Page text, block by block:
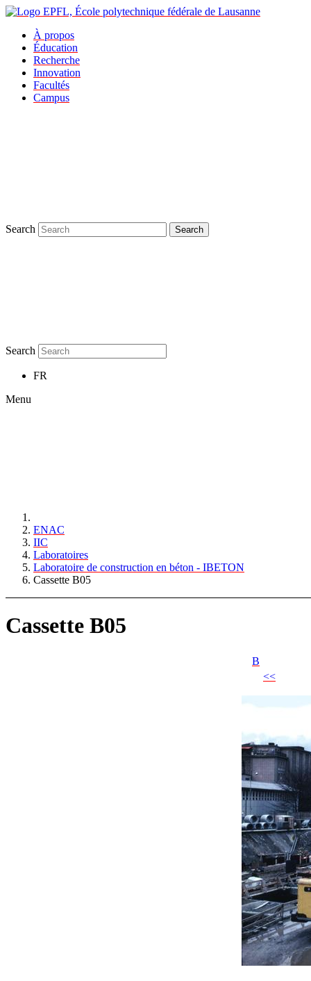
À propos
Éducation
Recherche
Innovation
Facultés
Campus
Search Search
Search
FR
Menu
ENAC
IIC
Laboratoires
Laboratoire de construction en béton - IBETON
Cassette B05
Cassette B05
B
<<